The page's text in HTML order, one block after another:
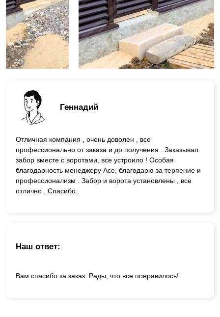
Геннадий
Отличная компания , очень доволен , все
профессионально от заказа и до получения . Заказывал
забор вместе с воротами, все устроило ! Особая
благодарность менеджеру Асе, благодарю за терпение и
профессионализм . Забор и ворота установлены , все
отлично . Спасибо.
Наш ответ:
Вам спасибо за заказ. Рады, что все понравилось!